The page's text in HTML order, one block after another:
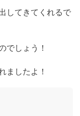
してきてくれるで
でしょう！
ましたよ！